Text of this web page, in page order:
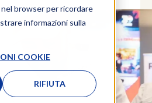
browser per ricordare
informazioni sulla
COOKIE
RIFIUTA